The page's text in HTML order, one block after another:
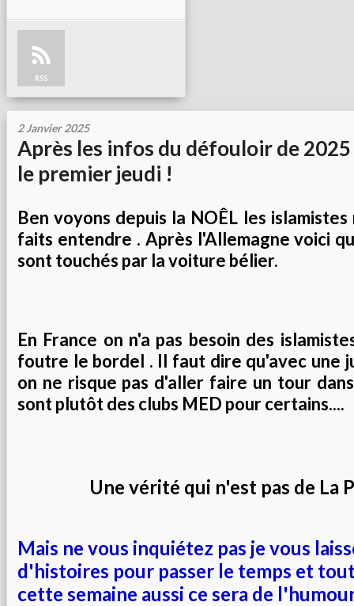
RSS
2 Janvier 2025
Après les infos du défouloir de
le premier jeudi !
Ben voyons depuis la NOÊL les
faits entendre . Après l'Allemagne voici
sont touchés par la voiture bélier.
En France on n'a pas besoin des
foutre le bordel . Il faut dire qu'avec une
on ne risque pas d'aller faire un tour
sont plutôt des clubs MED pour certains....
Une vérité qui n'est pas de La
Mais ne vous inquiétez pas je vous
d'histoires pour passer le temps et
cette semaine aussi ce sera de